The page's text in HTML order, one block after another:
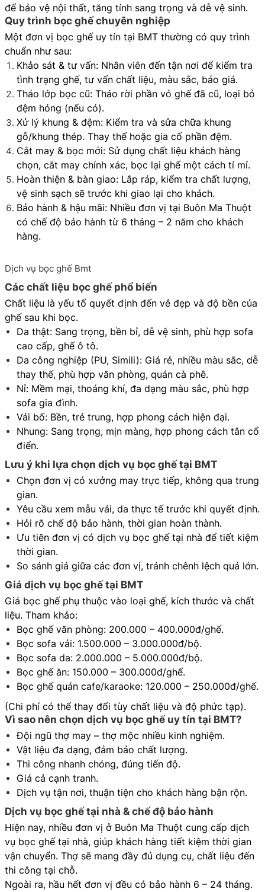
để bảo vệ nội thất, tăng tính sang trọng và dễ vệ sinh.
Quy trình bọc ghế chuyên nghiệp
Một đơn vị bọc ghế uy tín tại BMT thường có quy trình
chuẩn như sau:
Khảo sát & tư vấn: Nhân viên đến tận nơi để kiểm tra
tình trạng ghế, tư vấn chất liệu, màu sắc, báo giá.
Tháo lớp bọc cũ: Tháo rời phần vỏ ghế đã cũ, loại bỏ
đệm hỏng (nếu có).
Xử lý khung & đệm: Kiểm tra và sửa chữa khung
gỗ/khung thép. Thay thế hoặc gia cố phần đệm.
Cắt may & bọc mới: Sử dụng chất liệu khách hàng
chọn, cắt may chính xác, bọc lại ghế một cách tỉ mỉ.
Hoàn thiện & bàn giao: Lắp ráp, kiểm tra chất lượng,
vệ sinh sạch sẽ trước khi giao lại cho khách.
Bảo hành & hậu mãi: Nhiều đơn vị tại Buôn Ma Thuột
có chế độ bảo hành từ 6 tháng – 2 năm cho khách
hàng.
Dịch vụ bọc ghế Bmt
Các chất liệu bọc ghế phổ biến
Chất liệu là yếu tố quyết định đến vẻ đẹp và độ bền của
ghế sau khi bọc.
Da thật: Sang trọng, bền bỉ, dễ vệ sinh, phù hợp sofa
cao cấp, ghế ô tô.
Da công nghiệp (PU, Simili): Giá rẻ, nhiều màu sắc, dễ
thay thế, phù hợp văn phòng, quán cà phê.
Nỉ: Mềm mại, thoáng khí, đa dạng màu sắc, phù hợp
sofa gia đình.
Vải bố: Bền, trẻ trung, hợp phong cách hiện đại.
Nhung: Sang trọng, mịn màng, hợp phong cách tân cổ
điển.
Lưu ý khi lựa chọn dịch vụ bọc ghế tại BMT
Chọn đơn vị có xưởng may trực tiếp, không qua trung
gian.
Yêu cầu xem mẫu vải, da thực tế trước khi quyết định.
Hỏi rõ chế độ bảo hành, thời gian hoàn thành.
Ưu tiên đơn vị có dịch vụ bọc ghế tại nhà để tiết kiệm
thời gian.
So sánh giá giữa các đơn vị, tránh chênh lệch quá lớn.
Giá dịch vụ bọc ghế tại BMT
Giá bọc ghế phụ thuộc vào loại ghế, kích thước và chất
liệu. Tham khảo:
Bọc ghế văn phòng: 200.000 – 400.000đ/ghế.
Bọc sofa vải: 1.500.000 – 3.000.000đ/bộ.
Bọc sofa da: 2.000.000 – 5.000.000đ/bộ.
Bọc ghế ăn: 150.000 – 300.000đ/ghế.
Bọc ghế quán cafe/karaoke: 120.000 – 250.000đ/ghế.
(Chi phí có thể thay đổi tùy chất liệu và độ phức tạp).
Vì sao nên chọn dịch vụ bọc ghế uy tín tại BMT?
Đội ngũ thợ may – thợ mộc nhiều kinh nghiệm.
Vật liệu đa dạng, đảm bảo chất lượng.
Thi công nhanh chóng, đúng tiến độ.
Giá cả cạnh tranh.
Dịch vụ tận nơi, thuận tiện cho khách hàng bận rộn.
Dịch vụ bọc ghế tại nhà & chế độ bảo hành
Hiện nay, nhiều đơn vị ở Buôn Ma Thuột cung cấp dịch
vụ bọc ghế tại nhà, giúp khách hàng tiết kiệm thời gian
vận chuyển. Thợ sẽ mang đầy đủ dụng cụ, chất liệu đến
thi công tại chỗ.
Ngoài ra, hầu hết đơn vị đều có bảo hành 6 – 24 tháng.